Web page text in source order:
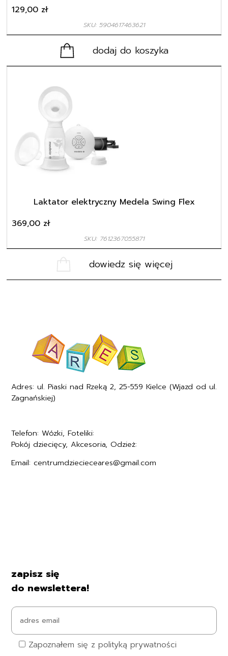
SKU: 5904617463621
129,00 zł
dodaj do koszyka
Laktator elektryczny Medela Swing Flex
SKU: 7612367055871
369,00 zł
dowiedz się więcej
Adres: ul. Piaski nad Rzeką 2, 25-559 Kielce (Wjazd od ul.
Zagnańskiej)
Telefon: Wózki, Foteliki:
Pokój dziecięcy, Akcesoria, Odzież:
Email: centrumdziecieceares@gmail.com
zapisz się
do newslettera!
Zapoznałem się z polityką prywatności